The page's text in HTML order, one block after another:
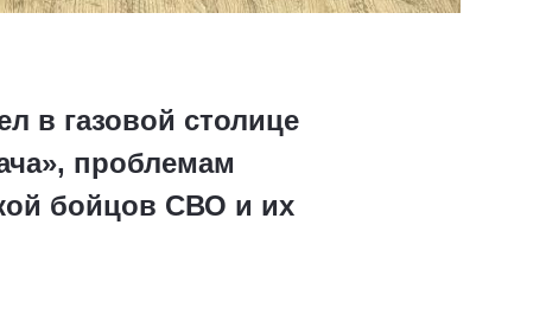
в газовой столице
проблемам
бойцов СВО и их